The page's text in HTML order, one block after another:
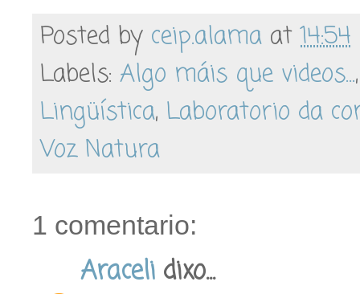
Posted by ceip.alama at14:54
Labels: Algo máis que videos...
Lingüística, Laboratorio da
Voz Natura
1 comentario:
Araceli dixo...